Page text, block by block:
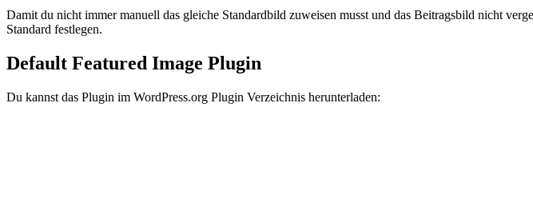
Damit du nicht immer manuell das gleiche Standardbild zuweisen musst und das Beitragsbild nicht
Standard festlegen.
Default Featured Image Plugin
Du kannst das Plugin im WordPress.org Plugin Verzeichnis herunterladen: